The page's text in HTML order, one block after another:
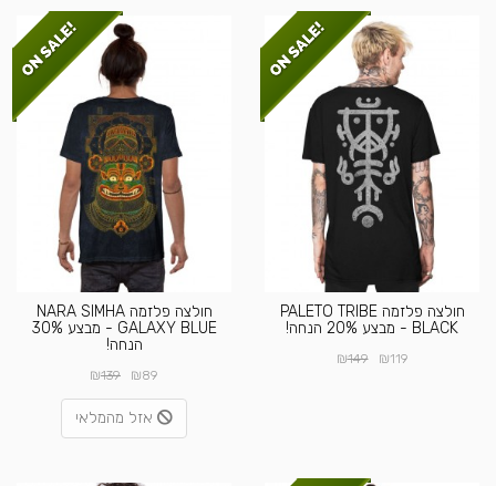
חולצה פלזמה PALETO TRIBE
BLACK - מבצע 20% הנחה!
₪119
₪149
חולצה פלזמה NARA SIMHA
GALAXY BLUE - מבצע 30%
הנחה!
₪89
₪139
אזל מהמלאי